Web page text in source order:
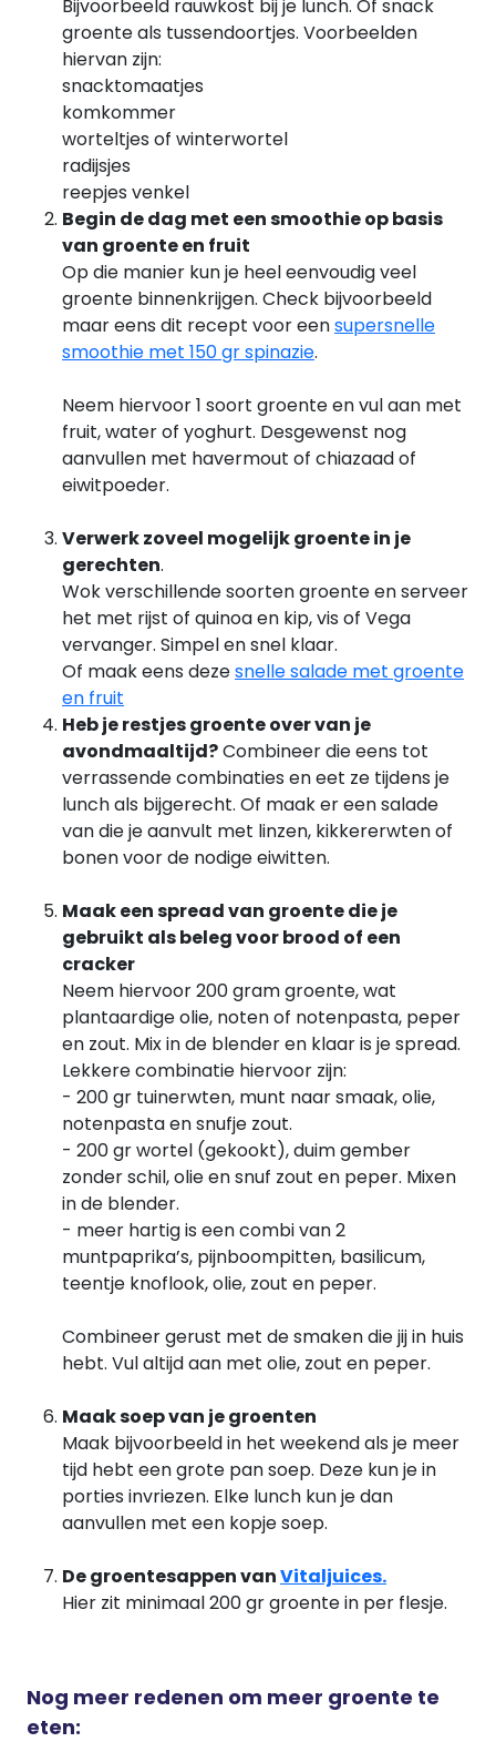
Bijvoorbeeld rauwkost bij je lunch. Of snack
groente als tussendoortjes. Voorbeelden
hiervan zijn:
snacktomaatjes
komkommer
worteltjes of winterwortel
radijsjes
reepjes venkel
Begin de dag met een smoothie op basis
van groente en fruit
Op die manier kun je heel eenvoudig veel
groente binnenkrijgen. Check bijvoorbeeld
maar eens dit recept voor eensupersnelle
smoothie met 150 gr spinazie.
Neem hiervoor 1 soort groente en vul aan met
fruit, water of yoghurt. Desgewenst nog
aanvullen met havermout of chiazaad of
eiwitpoeder.
Verwerk zoveel mogelijk groente in je
gerechten.
Wok verschillende soorten groente en serveer
het met rijst of quinoa en kip, vis of Vega
vervanger. Simpel en snel klaar.
Of maak eens dezesnelle salade met groente
en fruit
Heb je restjes groente over van je
avondmaaltijd?Combineer die eens tot
verrassende combinaties en eet ze tijdens je
lunch als bijgerecht. Of maak er een salade
van die je aanvult met linzen, kikkererwten of
bonen voor de nodige eiwitten.
Maak een spread van groente die je
gebruikt als beleg voor brood of een
cracker
Neem hiervoor 200 gram groente, wat
plantaardige olie, noten of notenpasta, peper
en zout. Mix in de blender en klaar is je spread.
Lekkere combinatie hiervoor zijn:
- 200 gr tuinerwten, munt naar smaak, olie,
notenpasta en snufje zout.
- 200 gr wortel (gekookt), duim gember
zonder schil, olie en snuf zout en peper. Mixen
in de blender.
- meer hartig is een combi van 2
muntpaprika’s, pijnboompitten, basilicum,
teentje knoflook, olie, zout en peper.
Combineer gerust met de smaken die jij in huis
hebt. Vul altijd aan met olie, zout en peper.
Maak soep van je groenten
Maak bijvoorbeeld in het weekend als je meer
tijd hebt een grote pan soep. Deze kun je in
porties invriezen. Elke lunch kun je dan
aanvullen met een kopje soep.
De groentesappen vanVitaljuices.
Hier zit minimaal 200 gr groente in per flesje.
Nog meer redenen om meer groente te
eten: